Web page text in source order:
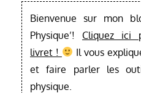
Bienvenue sur mon
Physique’! Cliquez ici
livret !
Il vous
et faire parler les
physique.